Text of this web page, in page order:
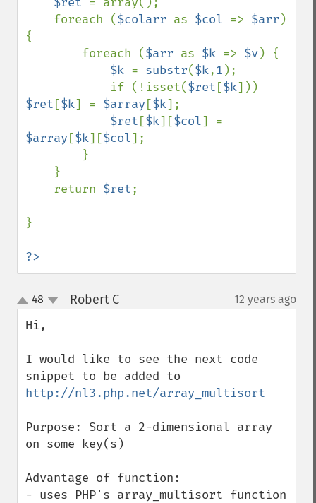
    foreach (
$colarr as $col => $arr )
{
        foreach (
$arr as $k => $v) {
$k = substr($k,1 );
            if (!isset(
$ret [$k
$ret [$k] = $array [$k];
$ret [$k][$col
$array [$k][$col];
    return
$ret;
}
?>
up
down
48 Robert C¶ 12 years ago
Hi,
I would like to see the next code
http://nl3.php.net/array_multisort
Purpose: Sort a 2-dimensional array
on some key(s)
Advantage of function:
- uses PHP's array_multisort function